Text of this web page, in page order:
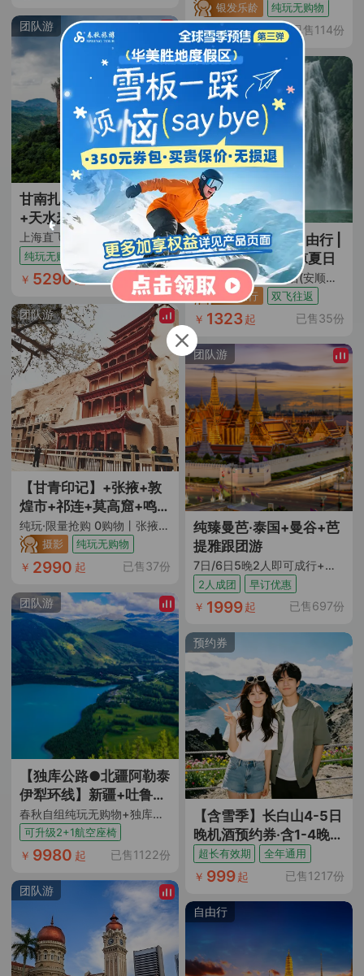
返，四方街的热闹市集
让人目不暇接。在泸沽
湖风景区，从观景台眺
望这碧波万顷的美景，
猪槽船游湖到里格码
头，体验了多样化的湖
光山色，真是让人心旷
神怡。大理古城的历史
韵味浓厚，云杉坪索道
上的刺激感受让我难以
忘怀。这次旅行让我深
刻感受到了云南的风情
和魅力，2人成团的形式
也非常方便，司机兼导
游服务周到贴心，给我
们的旅行提供了更多的
灵活性。每个景点都有
其独特的风味，比如在
凤阳邑茶马古道上，历
史的痕迹让人沉思。磻
溪村的宁静与蓝月谷的
秀丽相得益彰，而大理
的风情别树一帜，喜洲
古镇的民族韵味饮食文
化各有千秋，这次旅行
不仅让我感受到了自然
之美，也让我体验了民
族文化和历史的交融。"
团队游
甘南扎尕那+甘加秘境
+天水麦积山石窟+拉卜
楞寺+米拉日巴佛阁+若
尔盖花湖+黄河九曲第一
湾+陇南官鹅沟8日7晚跟
上海直飞广元｜封顶20人纯玩团｜全程横排2+1座保姆车｜含14顿餐｜6晚网评4钻+1晚网评5钻酒店
纯玩无购物 双飞往返
￥ 5290起 已售224份
团队游
【甘青印记】+张掖+敦
煌市+祁连+莫高窟+鸣沙
山月牙泉+大柴旦翡翠湖
+生命树打卡基地+察尔
汗盐湖+茶卡盐湖+张掖
崖)+冰沟林海8日跟团游
| 探秘大漠风情+星空+丹
霞地貌
纯玩·限量抢购 0购物丨张掖直飞往返 甘青大环线 包机专享丨升级1晚宿携程网评4钻酒店+特别安排1晚宿星空房 10人以上升级豪华2+1陆地头等舱用车 航拍+藏服换装骑马拍照体验
摄影 纯玩无购物
￥ 2990 起 已售37份
团队游
【独库公路●北疆阿勒泰
伊犁环线】新疆+吐鲁番
+乌鲁木齐+天山天池
+S21沙漠公路+阿勒泰
+五彩滩+喀纳斯+禾木
+那拉提+独库公路10日
春秋自组纯玩无购物+独库公路精华北段+城市4钻+近景区住宿+满12人升级2+1车
可升级2+1航空座椅
￥ 9980 起 已售1122份
团队游
银发乐龄 纯玩无购物
￥3399起 已售114份
自由行
贵州安顺6日1晚自由行 |
醉美山水·亲子清凉夏日
悠享时光·宿星程酒店(安顺学院南马广场店)/锦江白玉兰酒店(安顺国贸广场店)可选·（安顺往返+早去晚回+酒店近安顺古城+酒店距机场仅15分钟车程+含手提7kg+托运10kg）
亲子旅行 双飞往返
￥ 1323起 已售35份
团队游
纯臻曼芭·泰国+曼谷+芭
提雅跟团游
7日/6日5晚2人即可成行+纯玩0购物+沙美岛加格兰岛双岛出海+经典大皇宫玉佛寺+骑大象巡游+泰服换装体验+海鲜市场实现海鲜自由+浪漫粉红沙滩下午茶+曼谷一日自由活动+芭提雅海景酒店
2人成团 早订优惠
￥ 1999起 已售697份
预约券
【含雪季】长白山4-5日
晚机酒预约券·含1-4晚万
达智选/悦华/锦华度假/
华美胜地瑞士/松果里酒
超长有效期 全年通用
￥ 999起 已售1217份
自由行